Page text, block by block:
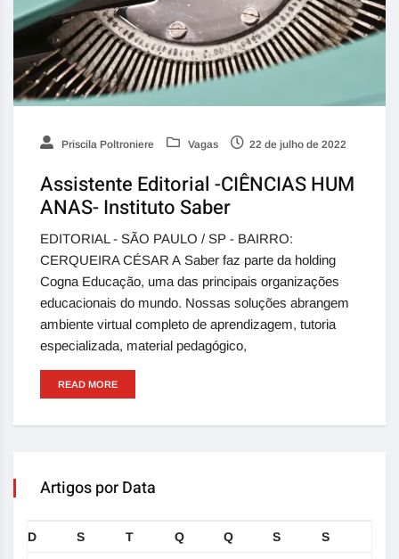
Priscila Poltroniere Vagas 22 de julho de 2022
Assistente Editorial -CIÊNCIAS HUM
ANAS- Instituto Saber
EDITORIAL - SÃO PAULO / SP - BAIRRO:
CERQUEIRA CÉSAR A Saber faz parte da holding
Cogna Educação, uma das principais organizações
educacionais do mundo. Nossas soluções abrangem
ambiente virtual completo de aprendizagem, tutoria
especializada, material pedagógico,
READ MORE
Artigos por Data
D S T Q Q S S